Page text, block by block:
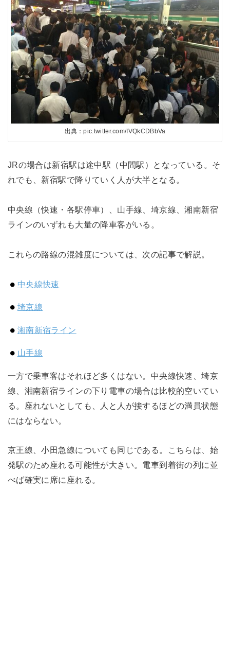
出典：pic.twitter.com/IVQkCDBbVa
JRの場合は新宿駅は途中駅（中間駅）となっている。そ
れでも、新宿駅で降りていく人が大半となる。
中央線（快速・各駅停車）、山手線、埼京線、湘南新宿
ラインのいずれも大量の降車客がいる。
これらの路線の混雑度については、次の記事で解説。
中央線快速
埼京線
湘南新宿ライン
山手線
一方で乗車客はそれほど多くはない。中央線快速、埼京
線、湘南新宿ラインの下り電車の場合は比較的空いてい
る。座れないとしても、人と人が接するほどの満員状態
にはならない。
京王線、小田急線についても同じである。こちらは、始
発駅のため座れる可能性が大きい。電車到着街の列に並
べば確実に席に座れる。